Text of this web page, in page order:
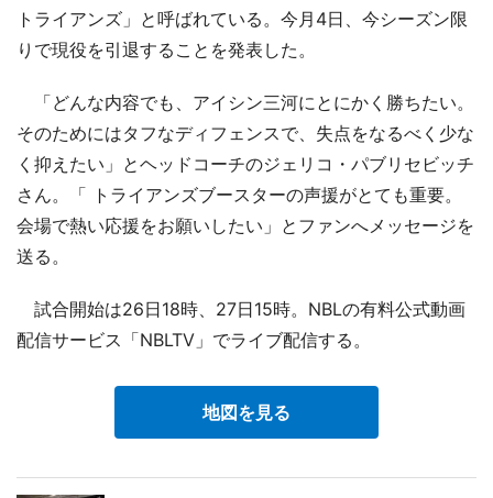
トライアンズ」と呼ばれている。今月4日、今シーズン限
りで現役を引退することを発表した。
「どんな内容でも、アイシン三河にとにかく勝ちたい。
そのためにはタフなディフェンスで、失点をなるべく少な
く抑えたい」とヘッドコーチのジェリコ・パブリセビッチ
さん。「 トライアンズブースターの声援がとても重要。
会場で熱い応援をお願いしたい」とファンへメッセージを
送る。
試合開始は26日18時、27日15時。NBLの有料公式動画
配信サービス「NBLTV」でライブ配信する。
地図を見る